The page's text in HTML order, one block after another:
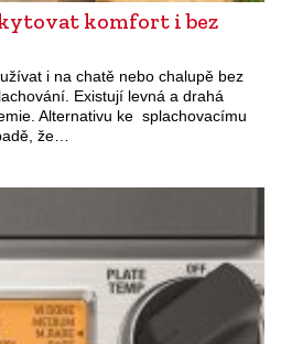
komfort i bez
i na chatě nebo chalupě bez
Existují levná a drahá
Alternativu ke splachovacímu
že…